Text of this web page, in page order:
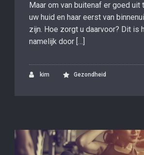
Maar om van buitenaf er goed uit
uw huid en haar eerst van
zijn. Hoe zorgt u daarvoor? Dit is
namelijk door […]
kim Gezondheid